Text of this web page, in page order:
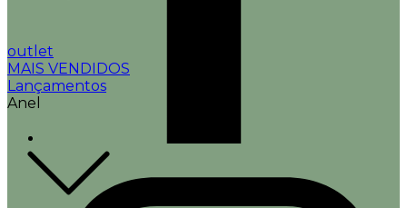
outlet
MAIS VENDIDOS
Lançamentos
Anel